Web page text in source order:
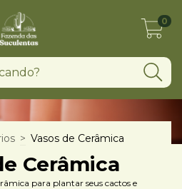
0
> Vasos de Cerâmica
Cerâmica
para plantar seus cactos e